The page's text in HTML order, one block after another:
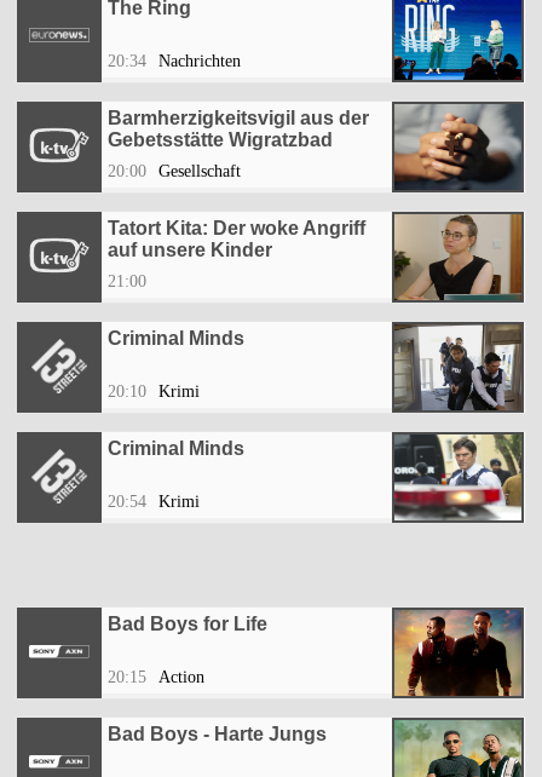
The Ring
20:34 Nachrichten
Barmherzigkeitsvigil aus der
Gebetsstätte Wigratzbad
20:00 Gesellschaft
Tatort Kita: Der woke Angriff
auf unsere Kinder
21:00
Criminal Minds
20:10 Krimi
Criminal Minds
20:54 Krimi
Bad Boys for Life
20:15 Action
Bad Boys - Harte Jungs